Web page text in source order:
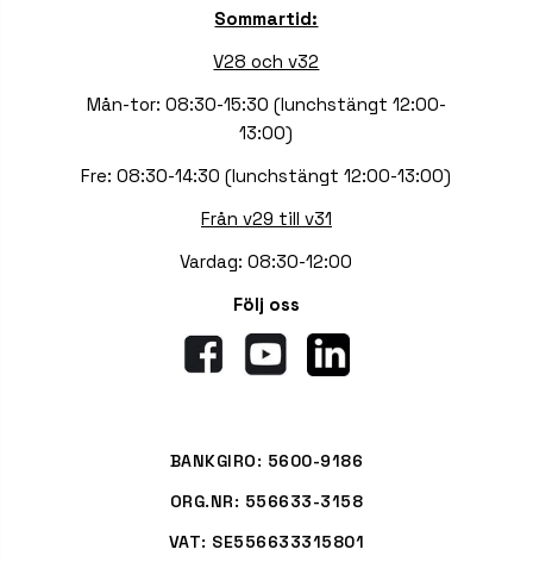
Sommartid:
V28 och v32
Mån-tor: 08:30-15:30 (lunchstängt 12:00-
13:00)
Fre: 08:30-14:30 (lunchstängt 12:00-13:00)
Från v29 till v31
Vardag: 08:30-12:00
Följ oss
BANKGIRO: 5600-9186
ORG.NR: 556633-3158
VAT: SE556633315801